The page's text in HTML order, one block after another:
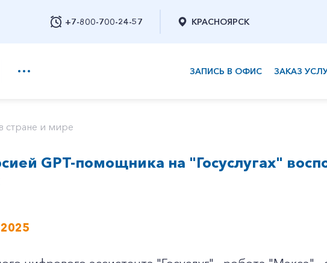
+7-800-700-24-57
Заказать обратный звонок
КРАСНОЯРСК
ЗАПИСЬ В ОФИС ЗАКАЗ
стране и мире
GPT-помощника на "Госуслугах"